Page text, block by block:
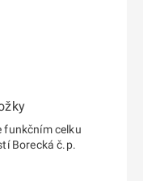
funkčním celku
Borecká č.p.